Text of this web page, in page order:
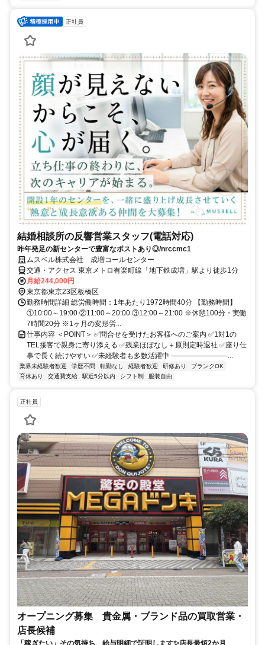
正社員
結婚相談所の反響営業スタッフ(電話対応)
昨年発足の新センターで豊富なポストあり◎/nrccmc1
ムスベル株式会社 成増コールセンター
交通・アクセス 東京メトロ有楽町線「地下鉄成増」駅より徒歩1分
月給244,000円
東京都東京23区板橋区
勤務時間詳細 総労働時間：1年あたり1972時間40分 【勤務時間】
①10:00～19:00 ②11:00～20:00 ③12:00～21:00 ※休憩100分・実働
7時間20分 ※1ヶ月の変形労...
仕事内容 ＜POINT＞ ✅問合せを受けたお客様へのご案内 ✅1対1の
TEL接客で親身に寄り添える ✅残業ほぼなし＋原則定時退社 ✅座り仕
事で長く続けやすい ✅未経験者も多数活躍中 ――――――――...
業界未経験者歓迎 学歴不問 転勤なし 経験者歓迎 研修あり
ブランクOK
育休あり
交通費支給 駅近5分以内 シフト制 服装自由
正社員
オープニング募集 貴金属・ブランド品の買取営業・
店長候補
「稼ぎたい」その気持ち、給与明細で証明します✨店長最短2か月